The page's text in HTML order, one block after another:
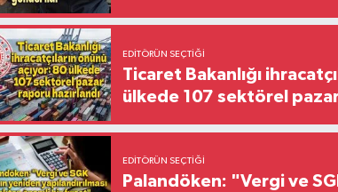
EDITÖRÜN SEÇTIĞI
Ticaret Bakanlığı
ülkede 107 sektörel
EDITÖRÜN SEÇTIĞI
Palandöken: "Vergi ve